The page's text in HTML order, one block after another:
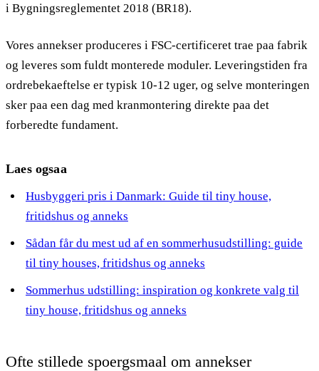
i Bygningsreglementet 2018 (BR18).
Vores annekser produceres i FSC-certificeret trae paa fabrik
og leveres som fuldt monterede moduler. Leveringstiden fra
ordrebekaeftelse er typisk 10-12 uger, og selve monteringen
sker paa een dag med kranmontering direkte paa det
forberedte fundament.
Laes ogsaa
Husbyggeri pris i Danmark: Guide til tiny house,
fritidshus og anneks
Sådan får du mest ud af en sommerhusudstilling: guide
til tiny houses, fritidshus og anneks
Sommerhus udstilling: inspiration og konkrete valg til
tiny house, fritidshus og anneks
Ofte stillede spoergsmaal om annekser